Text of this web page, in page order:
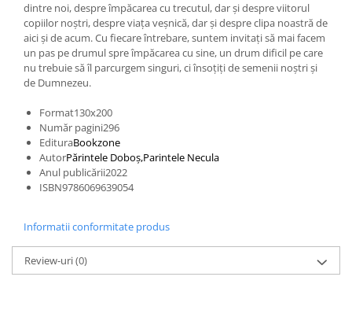
dintre noi, despre împăcarea cu trecutul, dar și despre viitorul
copiilor noștri, despre viața veșnică, dar și despre clipa noastră de
aici și de acum. Cu fiecare întrebare, suntem invitați să mai facem
un pas pe drumul spre împăcarea cu sine, un drum dificil pe care
nu trebuie să îl parcurgem singuri, ci însoțiți de semenii noștri și
de Dumnezeu.
Format130x200
Număr pagini296
EdituraBookzone
AutorPărintele Doboș,Parintele Necula
Anul publicării2022
ISBN9786069639054
Informatii conformitate produs
Review-uri(0)